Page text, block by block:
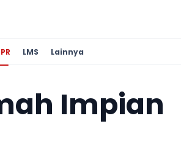
LMS Lainnya
Impian